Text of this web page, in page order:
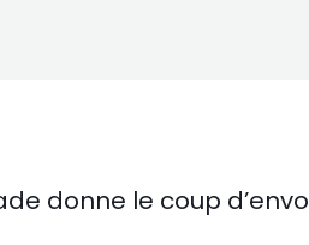
donne le coup